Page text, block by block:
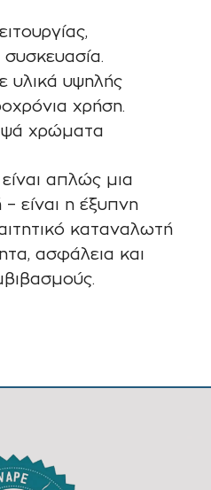
υλικά υψηλής
χρήση.
χρώματα
απλώς μια
είναι η έξυπνη
καταναλωτή
ασφάλεια και